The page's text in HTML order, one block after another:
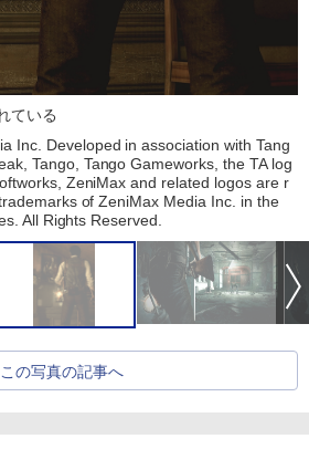
ている
Inc. Developed in association with Tang
Tango, Tango Gameworks, the TA log
ZeniMax and related logos are r
of ZeniMax Media Inc. in the
All Rights Reserved.
この写真の記事へ